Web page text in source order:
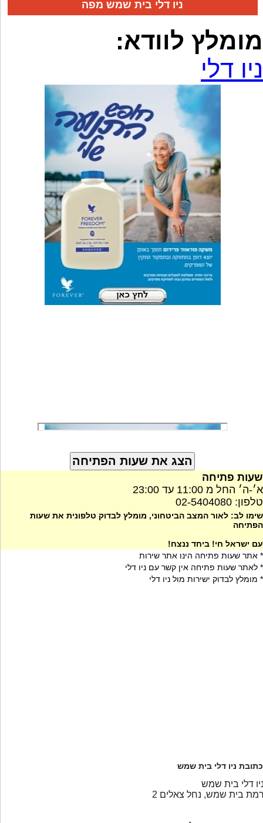
ניו דלי בית שמש מפה
מומלץ לוודא:
ניו דלי
שעות פתיחה
א׳-ה׳ החל מ 11:00 עד 23:00
טלפון: 02-5404080
שימו לב: לאור המצב הביטחוני, מומלץ לבדוק טלפונית את שעות
הפתיחה
עם ישראל חי! ביחד ננצח!
* אתר שעות פתיחה הינו אתר שירות
* לאתר שעות פתיחה אין קשר עם ניו דלי
* מומלץ לבדוק ישירות מול ניו דלי
כתובת ניו דלי בית שמש
דלי בית שמש
בית שמש, נחל צאלים 2